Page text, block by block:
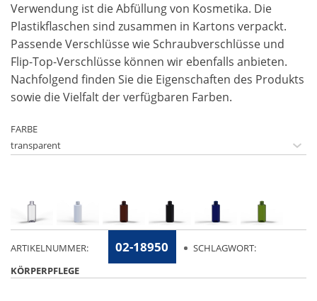
Verwendung ist die Abfüllung von Kosmetika. Die
Plastikflaschen sind zusammen in Kartons verpackt.
Passende Verschlüsse wie Schraubverschlüsse und
Flip-Top-Verschlüsse können wir ebenfalls anbieten.
Nachfolgend finden Sie die Eigenschaften des Produkts
sowie die Vielfalt der verfügbaren Farben.
FARBE
ARTIKELNUMMER: 02-18950
SCHLAGWORT:
KÖRPERPFLEGE